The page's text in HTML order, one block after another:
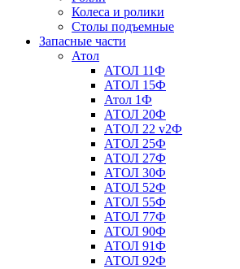
Колеса и ролики
Столы подъемные
Запасные части
Атол
АТОЛ 11Ф
АТОЛ 15Ф
Атол 1Ф
АТОЛ 20Ф
АТОЛ 22 v2Ф
АТОЛ 25Ф
АТОЛ 27Ф
АТОЛ 30Ф
АТОЛ 52Ф
АТОЛ 55Ф
АТОЛ 77Ф
АТОЛ 90Ф
АТОЛ 91Ф
АТОЛ 92Ф